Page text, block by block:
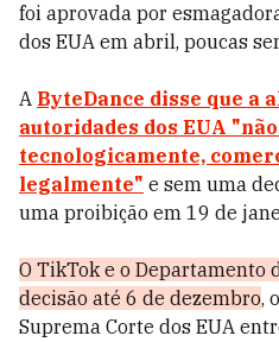
foi aprovada por
dos EUA em abril, poucas
A ByteDance disse que a
autoridades dos EUA
tecnologicamente,
legalmente" e sem uma
uma proibição em 19 de
O TikTok e o Departamento
decisão até 6 de dezembro,
Suprema Corte dos EUA